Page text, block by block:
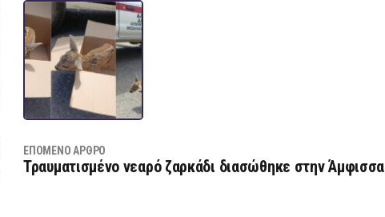
ΕΠΌΜΕΝΟ ΆΡΘΡΟ
Τραυματισμένο νεαρό ζαρκάδι διασώθηκε στην Άμφισσα